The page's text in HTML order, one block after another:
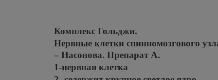
Комплекс Гольджи.
Нервные клетки спинномозгового
– Насонова. Препарат А.
1-нервная клетка